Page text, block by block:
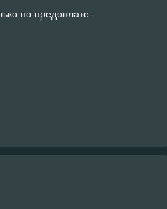
по предоплате.